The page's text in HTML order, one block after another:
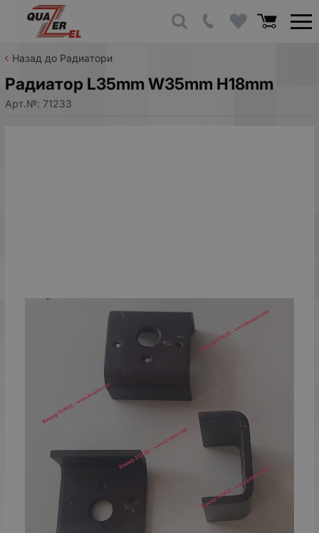
Назад до Радиатори
Радиатор L35mm W35mm H18mm
Арт.№: 71233